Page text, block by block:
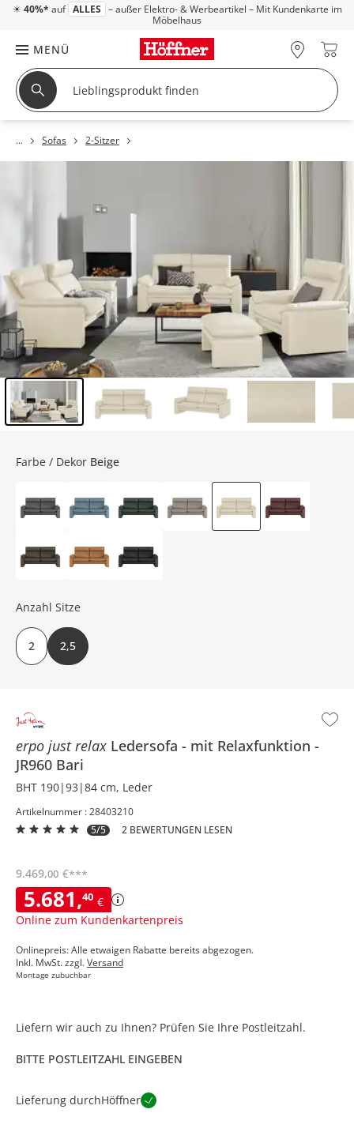
☀ 40%* auf ALLES – außer Elektro- & Werbeartikel – Mit Kundenkarte im
Möbelhaus
MENÜ
Sofas 2-Sitzer
erpo just relax Ledersofa
mit Relaxfunktion
JR960 Bari
BHT 190|93|84 cm, Leder
Artikelnummer : 28403210
5/5
2 BEWERTUNGEN LESEN
5.681,40 €
Online zum Kundenkartenpreis
9.469,00 €***
Onlinepreis: Alle etwaigen Rabatte bereits abgezogen.
Inkl. MwSt. zzgl.Versand
Montage zubuchbar
Farbe / Dekor Beige
Anzahl Sitze
2 2,5
Liefern wir auch zu Ihnen? Prüfen Sie Ihre Postleitzahl.
BITTE POSTLEITZAHL EINGEBEN
Lieferung durchHöffner